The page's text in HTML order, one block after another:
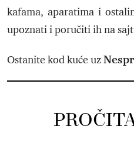
kafama, aparatima i
upoznati i poručiti ih na
Ostanite kod kuće uz